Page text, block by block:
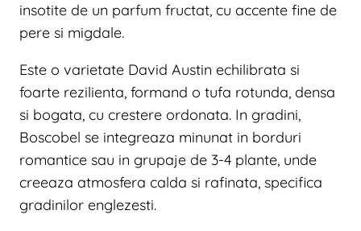
insotite de un parfum fructat, cu accente fine de
pere si migdale.
Este o varietate David Austin echilibrata si
foarte rezilienta, formand o tufa rotunda, densa
si bogata, cu crestere ordonata. In gradini,
Boscobel se integreaza minunat in borduri
romantice sau in grupaje de 3-4 plante, unde
creeaza atmosfera calda si rafinata, specifica
gradinilor englezesti.